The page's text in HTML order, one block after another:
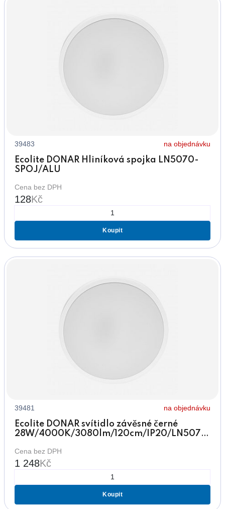
39483 na objednávku
Ecolite DONAR Hliníková spojka LN5070-
SPOJ/ALU
Cena bez DPH
128Kč
Koupit
39481 na objednávku
Ecolite DONAR svítidlo závěsné černé
28W/4000K/3080lm/120cm/IP20/LN5070-
Cena bez DPH
1 248Kč
Koupit